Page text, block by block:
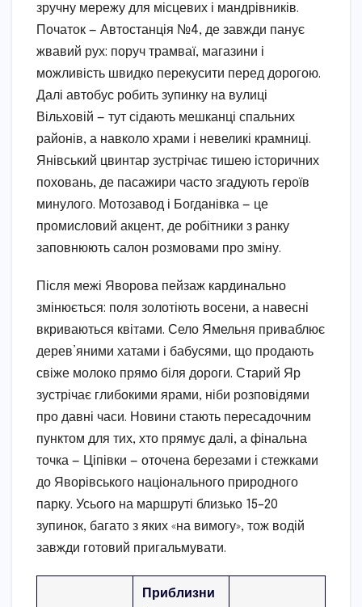
зручну мережу для місцевих і мандрівників.
Початок — Автостанція №4, де завжди панує
жвавий рух: поруч трамваї, магазини і
можливість швидко перекусити перед дорогою.
Далі автобус робить зупинку на вулиці
Вільховій — тут сідають мешканці спальних
районів, а навколо храми і невеликі крамниці.
Янівський цвинтар зустрічає тишею історичних
поховань, де пасажири часто згадують героїв
минулого. Мотозавод і Богданівка — це
промисловий акцент, де робітники з ранку
заповнюють салон розмовами про зміну.
Після межі Яворова пейзаж кардинально
змінюється: поля золотіють восени, а навесні
вкриваються квітами. Село Ямельня приваблює
дерев’яними хатами і бабусями, що продають
свіже молоко прямо біля дороги. Старий Яр
зустрічає глибокими ярами, ніби розповідями
про давні часи. Новини стають пересадочним
пунктом для тих, хто прямує далі, а фінальна
точка — Ціпівки — оточена березами і стежками
до Яворівського національного природного
парку. Усього на маршруті близько 15–20
зупинок, багато з яких «на вимогу», тож водій
завжди готовий пригальмувати.
Приблизни